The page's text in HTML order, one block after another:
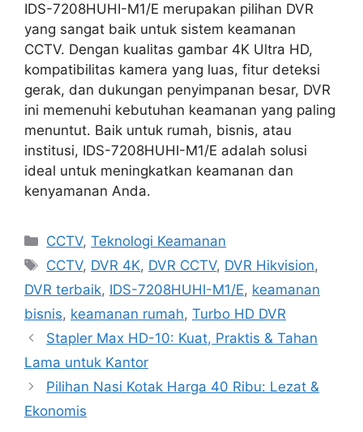
IDS-7208HUHI-M1/E merupakan pilihan DVR
yang sangat baik untuk sistem keamanan
CCTV. Dengan kualitas gambar 4K Ultra HD,
kompatibilitas kamera yang luas, fitur deteksi
gerak, dan dukungan penyimpanan besar, DVR
ini memenuhi kebutuhan keamanan yang paling
menuntut. Baik untuk rumah, bisnis, atau
institusi, IDS-7208HUHI-M1/E adalah solusi
ideal untuk meningkatkan keamanan dan
kenyamanan Anda.
Categories
CCTV,Teknologi Keamanan
Tags
CCTV, DVR 4K, DVR CCTV, DVR Hikvision,
DVR terbaik, IDS-7208HUHI-M1/E, keamanan
bisnis, keamanan rumah, Turbo HD DVR
Stapler Max HD-10: Kuat, Praktis & Tahan
Lama untuk Kantor
Pilihan Nasi Kotak Harga 40 Ribu: Lezat &
Ekonomis